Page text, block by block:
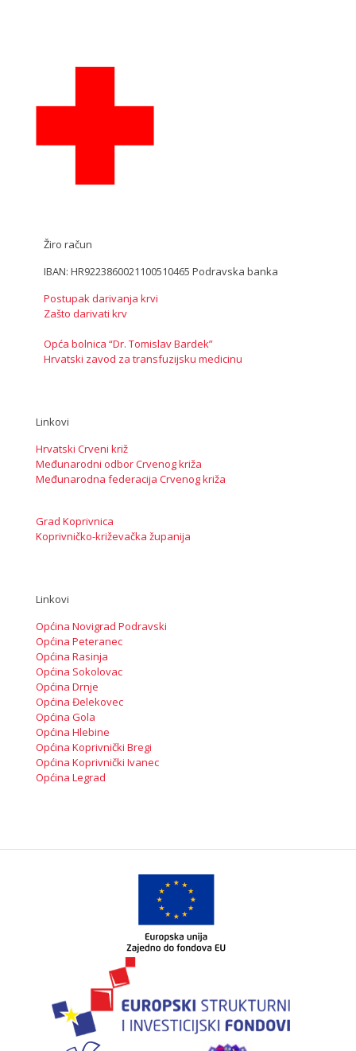
Žiro račun
IBAN: HR9223860021100510465 Podravska banka
Postupak darivanja krvi
Zašto darivati krv
Opća bolnica “Dr. Tomislav Bardek”
Hrvatski zavod za transfuzijsku medicinu
Linkovi
Hrvatski Crveni križ
Međunarodni odbor Crvenog križa
Međunarodna federacija Crvenog križa
Grad Koprivnica
Koprivničko-križevačka županija
Linkovi
Općina Novigrad Podravski
Općina Peteranec
Općina Rasinja
Općina Sokolovac
Općina Drnje
Općina Đelekovec
Općina Gola
Općina Hlebine
Općina Koprivnički Bregi
Općina Koprivnički Ivanec
Općina Legrad